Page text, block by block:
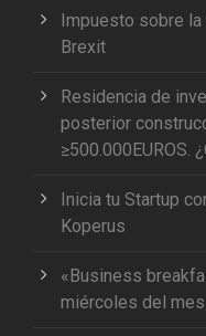
Impuesto sobre
Brexit
Residencia de
posterior
≥500.000EUROS.
Inicia tu Startup
Koperus
«Business
miércoles del